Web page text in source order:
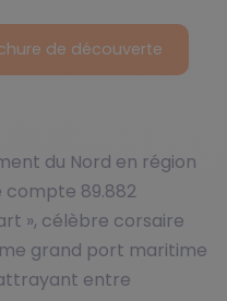
de découverte
du Nord en région
compte 89.882
», célèbre corsaire
grand port maritime
entre